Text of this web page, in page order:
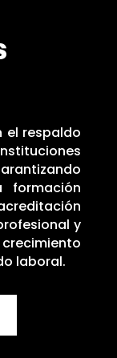
el respaldo
y
laboral.